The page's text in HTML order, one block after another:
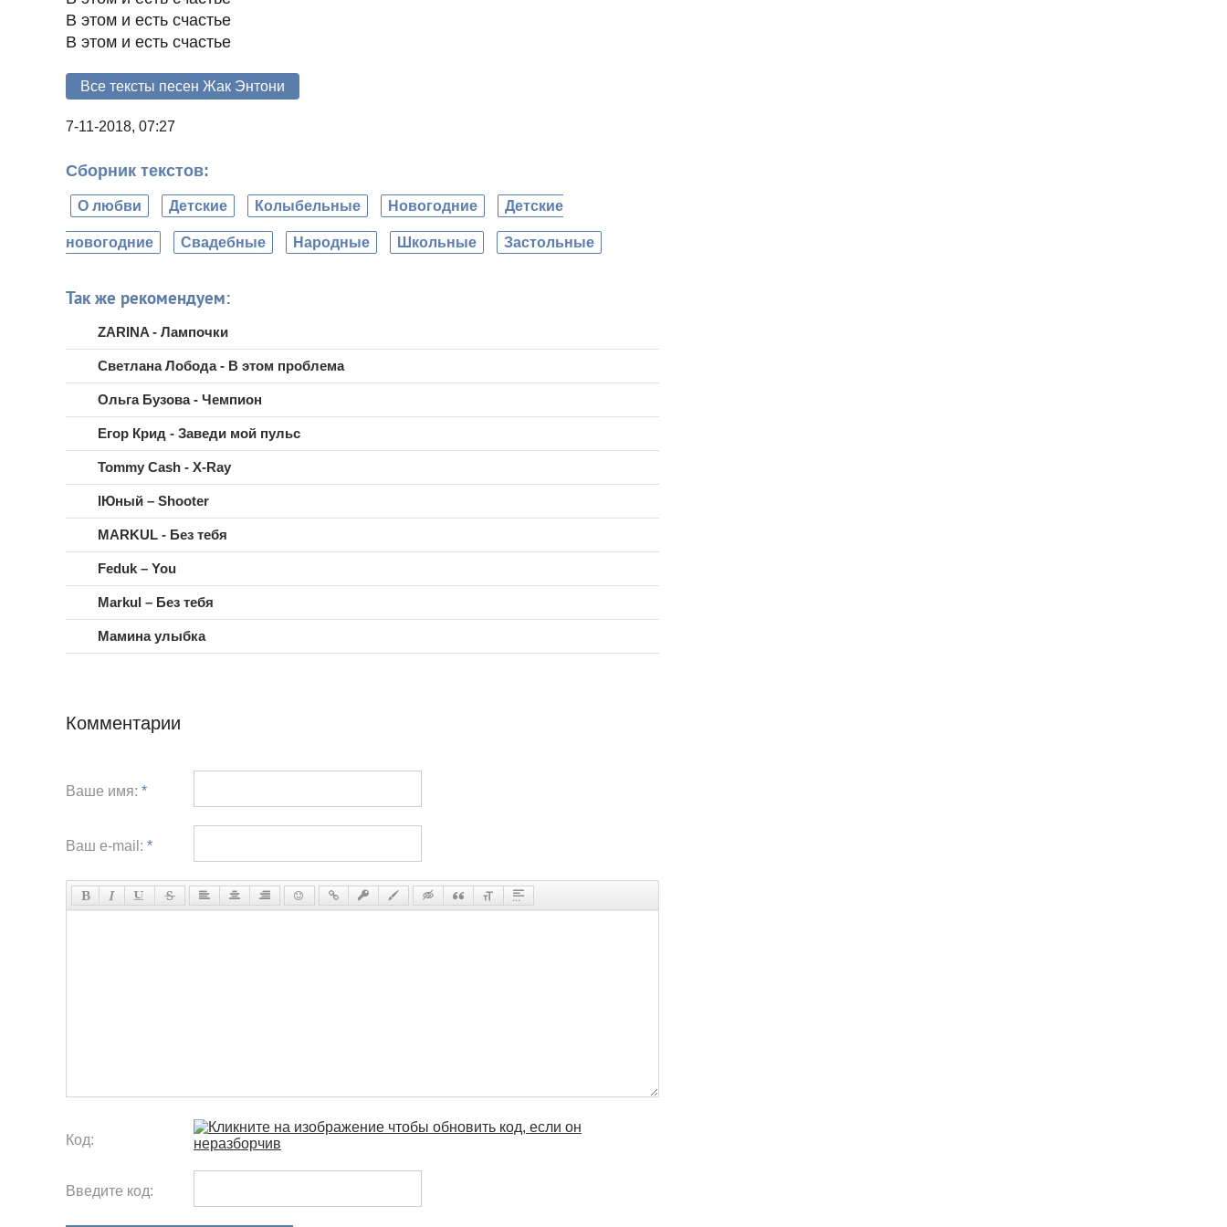
В этом и есть счастье
В этом и есть счастье
Все тексты песен Жак Энтони
7-11-2018, 07:27
Сборник текстов:
О любви Детские Колыбельные Новогодние Детские
новогодние Свадебные Народные Школьные Застольные
Так же рекомендуем:
ZARINA - Лампочки
Светлана Лобода - В этом проблема
Ольга Бузова - Чемпион
Егор Крид - Заведи мой пульс
Tommy Cash - X-Ray
IЮный – Shooter
MARKUL - Без тебя
Feduk – You
Markul – Без тебя
Мамина улыбка
Комментарии
Ваше имя: *
Ваш e-mail: *
Код:
Введите код: